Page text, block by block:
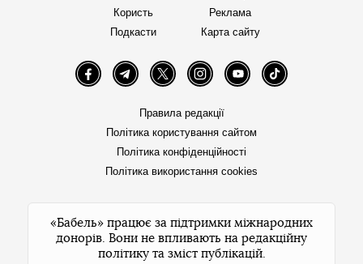
Користь
Подкасти
Реклама
Карта сайту
FacebookTelegramTwitter InstagramYouTube TikTok
Правила редакції
Політика користування сайтом
Політика конфіденційності
Політика використання cookies
«Бабель» працює за підтримки міжнародних
донорів. Вони не впливають на редакційну
політику та зміст публікацій.